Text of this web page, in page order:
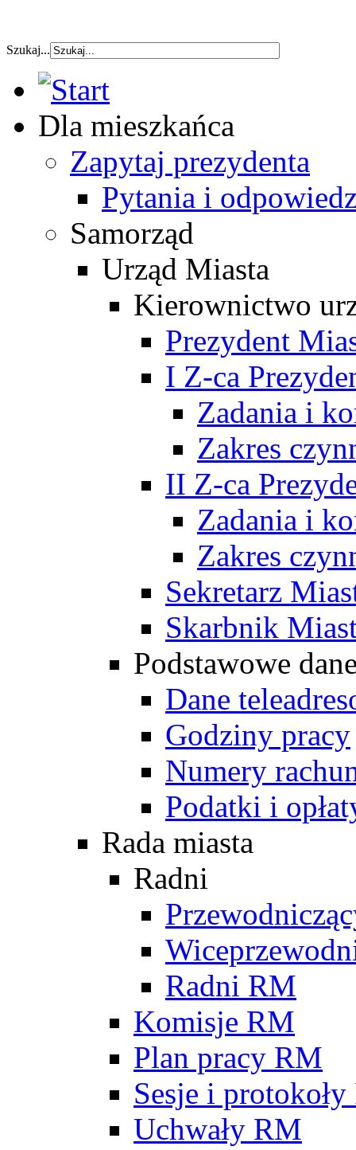
szybka pozyczka
Szukaj...
Dla mieszkańca
Zapytaj prezydenta
Pytania i
Samorząd
Urząd Miasta
Kierownictwo
Prezydent
I Z-ca
Zadania i
Zakres
II Z-ca
Zadania i
Zakres
Sekretarz
Skarbnik
Podstawowe
Dane
Godziny pracy
Numery
Podatki i
Rada miasta
Radni
Radni RM
Komisje RM
Plan pracy RM
Sesje i
Uchwały RM